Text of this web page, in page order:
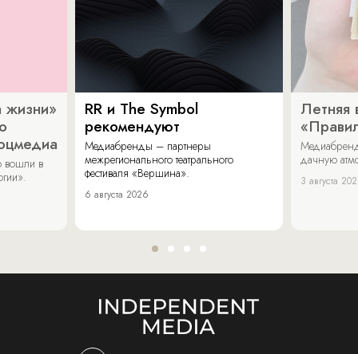
жизни»
вошли в
RR и The Symbol
рекомендуют
Медиабренды – партнеры
межрегионального театрального
фестиваля «Вершина».
6 августа 2026
Летняя
дачную
3 августа